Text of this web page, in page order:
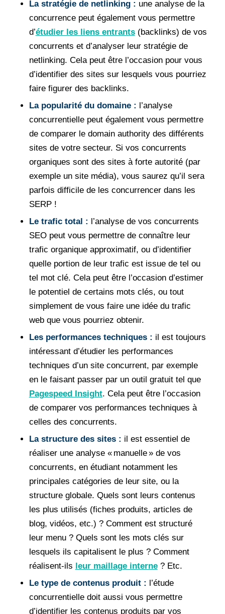
La stratégie de netlinking : une analyse de la
concurrence peut également vous permettre
d’étudier les liens entrants(backlinks) de vos
concurrents et d’analyser leur stratégie de
netlinking. Cela peut être l’occasion pour vous
d’identifier des sites sur lesquels vous pourriez
faire figurer des backlinks.
La popularité du domaine : l’analyse
concurrentielle peut également vous permettre
de comparer le domain authority des différents
sites de votre secteur. Si vos concurrents
organiques sont des sites à forte autorité (par
exemple un site média), vous saurez qu’il sera
parfois difficile de les concurrencer dans les
SERP !
Le trafic total : l’analyse de vos concurrents
SEO peut vous permettre de connaître leur
trafic organique approximatif, ou d’identifier
quelle portion de leur trafic est issue de tel ou
tel mot clé. Cela peut être l’occasion d’estimer
le potentiel de certains mots clés, ou tout
simplement de vous faire une idée du trafic
web que vous pourriez obtenir.
Les performances techniques : il est toujours
intéressant d’étudier les performances
techniques d’un site concurrent, par exemple
en le faisant passer par un outil gratuit tel que
Pagespeed Insight. Cela peut être l’occasion
de comparer vos performances techniques à
celles des concurrents.
La structure des sites : il est essentiel de
réaliser une analyse « manuelle » de vos
concurrents, en étudiant notamment les
principales catégories de leur site, ou la
structure globale. Quels sont leurs contenus
les plus utilisés (fiches produits, articles de
blog, vidéos, etc.) ? Comment est structuré
leur menu ? Quels sont les mots clés sur
lesquels ils capitalisent le plus ? Comment
réalisent-ils leur maillage interne? Etc.
Le type de contenus produit : l’étude
concurrentielle doit aussi vous permettre
d’identifier les contenus produits par vos